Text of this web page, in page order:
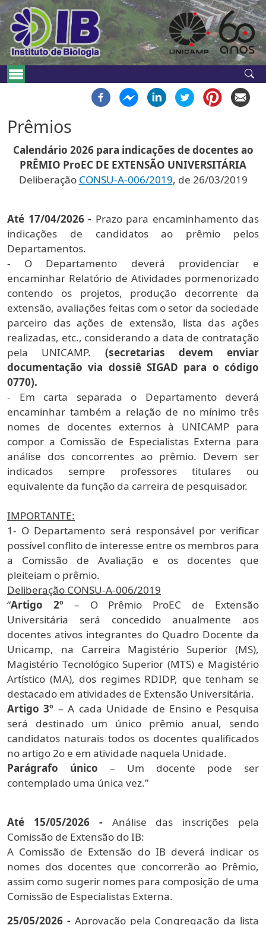
Pular para o conteúdo principal
Navegação principal
Prêmios
Calendário 2026 para indicações de docentes ao
PRÊMIO ProEC DE EXTENSÃO UNIVERSITÁRIA
Deliberação CONSU-A-006/2019, de 26/03/2019
Até 17/04/2026 - Prazo para encaminhamento das
indicações de candidatos ao prêmio pelos
Departamentos.
- O Departamento deverá providenciar e
encaminhar Relatório de Atividades pormenorizado
contendo os projetos, produção decorrente da
extensão, avaliações feitas com o setor da sociedade
parceiro das ações de extensão, lista das ações
realizadas, etc., considerando a data de contratação
pela UNICAMP. (secretarias devem enviar
documentação via dossiê SIGAD para o código
0770).
- Em carta separada o Departamento deverá
encaminhar também a relação de no mínimo três
nomes de docentes externos à UNICAMP para
compor a Comissão de Especialistas Externa para
análise dos concorrentes ao prêmio. Devem ser
indicados sempre professores titulares ou
equivalente da função da carreira de pesquisador.
IMPORTANTE:
1- O Departamento será responsável por verificar
possível conflito de interesse entre os membros para
a Comissão de Avaliação e os docentes que
pleiteiam o prêmio.
Deliberação CONSU-A-006/2019
“Artigo 2º – O Prêmio ProEC de Extensão
Universitária será concedido anualmente aos
docentes ativos integrantes do Quadro Docente da
Unicamp, na Carreira Magistério Superior (MS),
Magistério Tecnológico Superior (MTS) e Magistério
Artístico (MA), dos regimes RDIDP, que tenham se
destacado em atividades de Extensão Universitária.
Artigo 3º – A cada Unidade de Ensino e Pesquisa
será destinado um único prêmio anual, sendo
candidatos naturais todos os docentes qualificados
no artigo 2o e em atividade naquela Unidade.
Parágrafo único – Um docente pode ser
contemplado uma única vez.”
Até 15/05/2026 - Análise das inscrições pela
Comissão de Extensão do IB:
A Comissão de Extensão do IB deverá indicar os
nomes dos docentes que concorrerão ao Prêmio,
assim como sugerir nomes para composição de uma
Comissão de Especialistas Externa.
25/05/2026 - Aprovação pela Congregação da lista